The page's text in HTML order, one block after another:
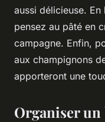
aussi délicieuse.
pensez au pâté en
campagne. Enfin,
aux champignons
apporteront une
Organiser